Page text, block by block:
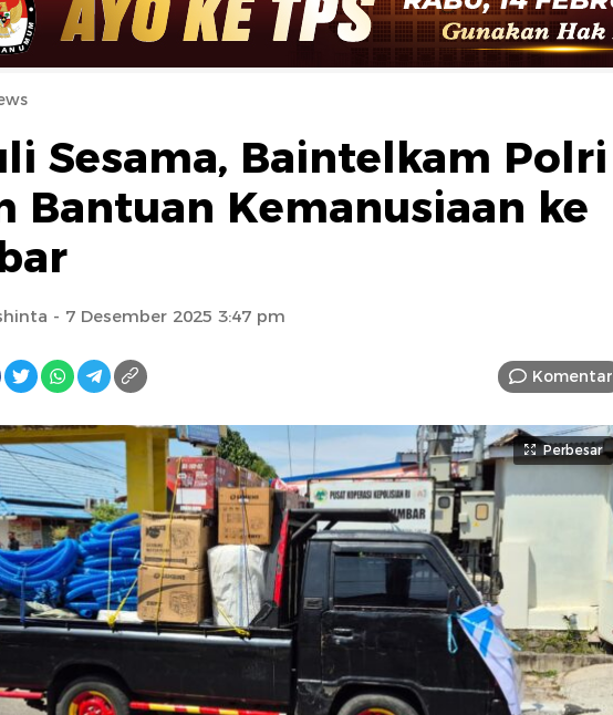
Sesama, Baintelkam Polri
Bantuan Kemanusiaan ke
- 7 Desember 2025 3:47 pm
Komentar
Perbesar